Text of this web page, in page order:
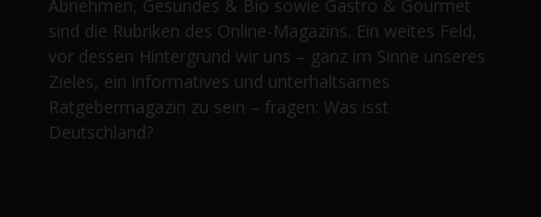
Abnehmen, Gesundes & Bio sowie Gastro & Gourmet
sind die Rubriken des Online-Magazins. Ein weites Feld,
vor dessen Hintergrund wir uns – ganz im Sinne unseres
Zieles, ein informatives und unterhaltsames
Ratgebermagazin zu sein – fragen: Was isst
Deutschland?